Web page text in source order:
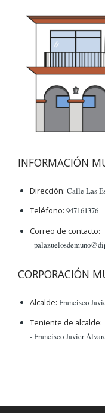
INFORMACIÓN
Dirección: Calle Las
Teléfono: 947161376
Correo de contacto:
-
CORPORACIÓN
Alcalde: Francisco
Teniente de alcalde:
- Francisco Javier